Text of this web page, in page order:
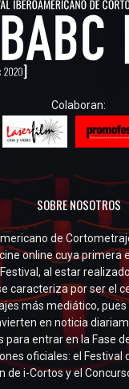
Colaboran:
SOBRE NOSOTROS
de
online cuya primera
al estar
caracteriza por ser el
más mediático, pues
en noticia
para entrar en la Fase
oficiales: el Festival
de i-Cortos y el